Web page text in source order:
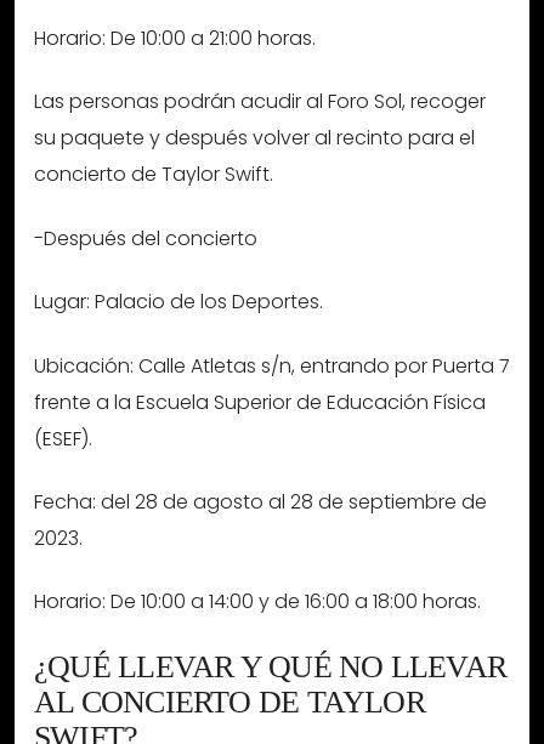
Horario: De 10:00 a 21:00 horas.
Las personas podrán acudir al Foro Sol, recoger
su paquete y después volver al recinto para el
concierto de Taylor Swift.
-Después del concierto
Lugar: Palacio de los Deportes.
Ubicación: Calle Atletas s/n, entrando por Puerta 7
frente a la Escuela Superior de Educación Física
(ESEF).
Fecha: del 28 de agosto al 28 de septiembre de
2023.
Horario: De 10:00 a 14:00 y de 16:00 a 18:00 horas.
¿QUÉ LLEVAR Y QUÉ NO LLEVAR
AL CONCIERTO DE TAYLOR
SWIFT?